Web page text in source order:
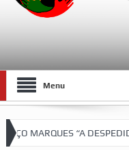
Menu
“A DESPEDIDA” –